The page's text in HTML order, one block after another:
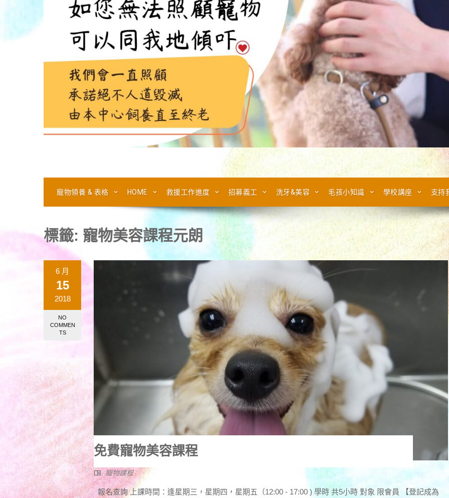
寵物領養 & 表格 HOME 救援工作進度 招募義工 洗牙&美容 毛孩小知識 學校講座 支持
標籤: 寵物美容課程元朗
6 月
15
2018
NO
COMMEN
TS
免費寵物美容課程
寵物課程
報名查詢 上課時間：逢星期三，星期四，星期五（12:00 - 17:00 ) 學時 共5小時 對象 限會員 【登記成為